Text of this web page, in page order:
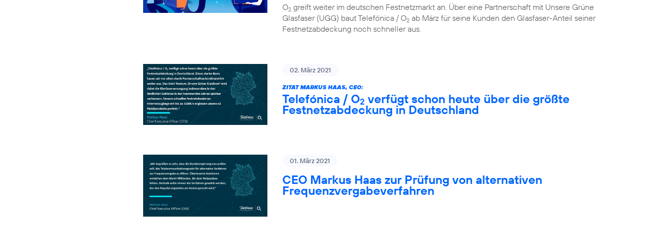
O2 greift weiter im deutschen Festnetzmarkt an. Über eine Partnerschaft mit Unsere Grüne
Glasfaser (UGG) baut Telefónica / O2 ab März für seine Kunden den Glasfaser-Anteil seiner
Festnetzabdeckung noch schneller aus.
02. März 2021
ZITAT MARKUS HAAS, CEO:
Telefónica / O2 verfügt schon heute über die größte
Festnetzabdeckung in Deutschland
01. März 2021
CEO Markus Haas zur Prüfung von alternativen
Frequenzvergabeverfahren